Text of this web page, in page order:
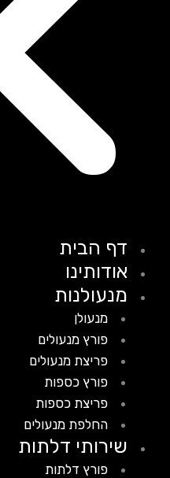
דף הבית
אודותינו
מנעולנות
מנעולן
פורץ מנעולים
פריצת מנעולים
פורץ כספות
פריצת כספות
החלפת מנעולים
שירותי דלתות
פורץ דלתות